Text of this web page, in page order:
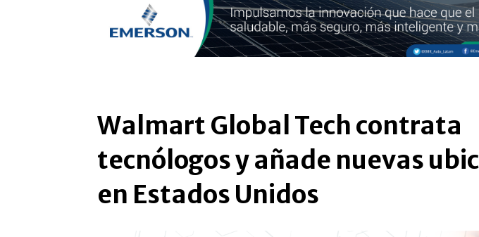
Walmart Global Tech contrata
tecnólogos y añade nuevas
en Estados Unidos